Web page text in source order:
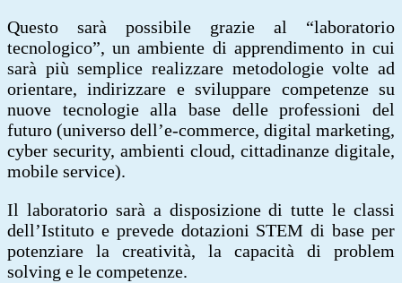
Questo sarà possibile grazie al “laboratorio
tecnologico”, un ambiente di apprendimento in cui
sarà più semplice realizzare metodologie volte ad
orientare, indirizzare e sviluppare competenze su
nuove tecnologie alla base delle professioni del
futuro (universo dell’e-commerce, digital marketing,
cyber security, ambienti cloud, cittadinanze digitale,
mobile service).
Il laboratorio sarà a disposizione di tutte le classi
dell’Istituto e prevede dotazioni STEM di base per
potenziare la creatività, la capacità di problem
solving e le competenze.